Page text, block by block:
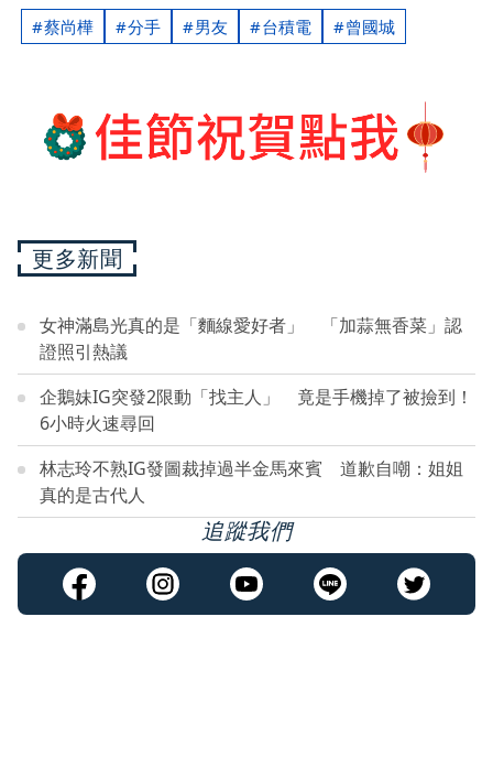
蔡尚樺 分手 男友 台積電 曾國城
更多新聞
女神滿島光真的是「麵線愛好者」 「加蒜無香菜」認
證照引熱議
企鵝妹IG突發2限動「找主人」 竟是手機掉了被撿到！
6小時火速尋回
林志玲不熟IG發圖裁掉過半金馬來賓 道歉自嘲：姐姐
真的是古代人
追蹤我們